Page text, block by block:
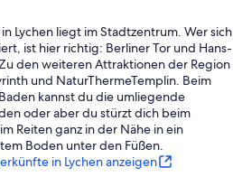
in Lychen liegt im Stadtzentrum. Wer sich
ist hier richtig: Berliner Tor und Hans-
den weiteren Attraktionen der Region
und NaturThermeTemplin. Beim
kannst du die umliegende
oder aber du stürzt dich beim
Reiten ganz in der Nähe in ein
Boden unter den Füßen.
in Lychen anzeigen